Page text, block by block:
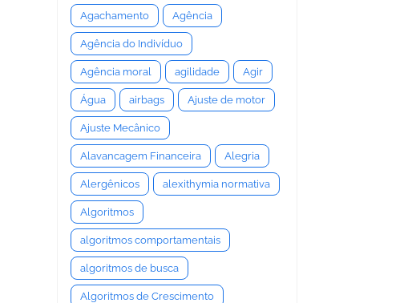
Agachamento Agência
Agência do Indivíduo
Agência moral agilidade Agir
Água airbags Ajuste de motor
Ajuste Mecânico
Alavancagem Financeira Alegria
Alergênicos alexithymia normativa
Algoritmos
algoritmos comportamentais
algoritmos de busca
Algoritmos de Crescimento